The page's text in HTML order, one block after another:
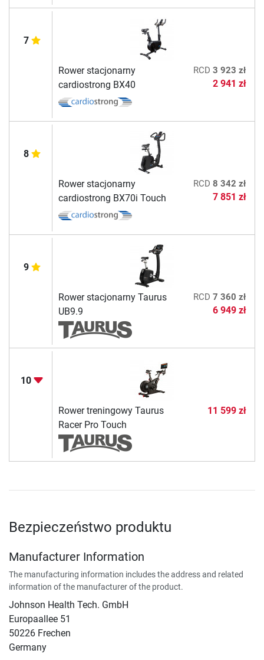
7
Rower stacjonarny
cardiostrong BX40
RCD 3 923 zł
2 941 zł
8
Rower stacjonarny
cardiostrong BX70i Touch
RCD 8 342 zł
7 851 zł
9
Rower stacjonarny Taurus
UB9.9
RCD 7 360 zł
6 949 zł
10
Rower treningowy Taurus
Racer Pro Touch
11 599 zł
Bezpieczeństwo produktu
Manufacturer Information
The manufacturing information includes the address and related
information of the manufacturer of the product.
Johnson Health Tech. GmbH
Europaallee 51
50226 Frechen
Germany